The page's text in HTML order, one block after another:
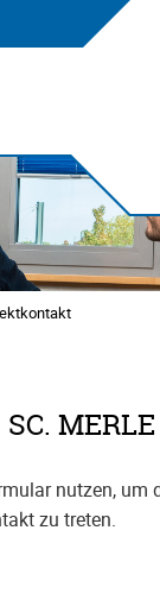
nutzen, um
zu treten.